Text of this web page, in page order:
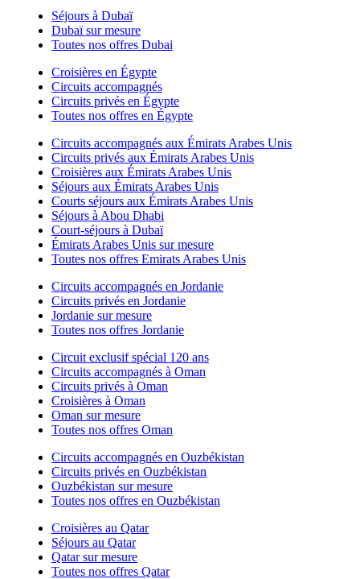
Séjours à Dubaï
Dubaï sur mesure
Toutes nos offres Dubai
Croisières en Égypte
Circuits accompagnés
Circuits privés en Égypte
Toutes nos offres en Égypte
Circuits accompagnés aux Émirats Arabes Unis
Circuits privés aux Émirats Arabes Unis
Croisières aux Émirats Arabes Unis
Séjours aux Émirats Arabes Unis
Courts séjours aux Émirats Arabes Unis
Séjours à Abou Dhabi
Court-séjours à Dubaï
Émirats Arabes Unis sur mesure
Toutes nos offres Emirats Arabes Unis
Circuits accompagnés en Jordanie
Circuits privés en Jordanie
Jordanie sur mesure
Toutes nos offres Jordanie
Circuit exclusif spécial 120 ans
Circuits accompagnés à Oman
Circuits privés à Oman
Croisières à Oman
Oman sur mesure
Toutes nos offres Oman
Circuits accompagnés en Ouzbékistan
Circuits privés en Ouzbékistan
Ouzbékistan sur mesure
Toutes nos offres en Ouzbékistan
Croisières au Qatar
Séjours au Qatar
Qatar sur mesure
Toutes nos offres Qatar